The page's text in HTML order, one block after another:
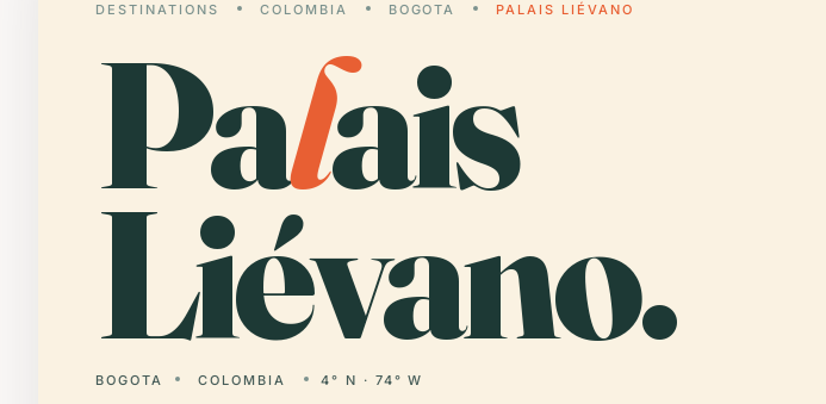
DESTINATIONS COLOMBIA BOGOTA PALAIS LIÉVANO
Palais
Liévano.
BOGOTA COLOMBIA 4° N · 74° W